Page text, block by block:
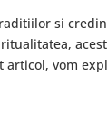
si
articol, vom